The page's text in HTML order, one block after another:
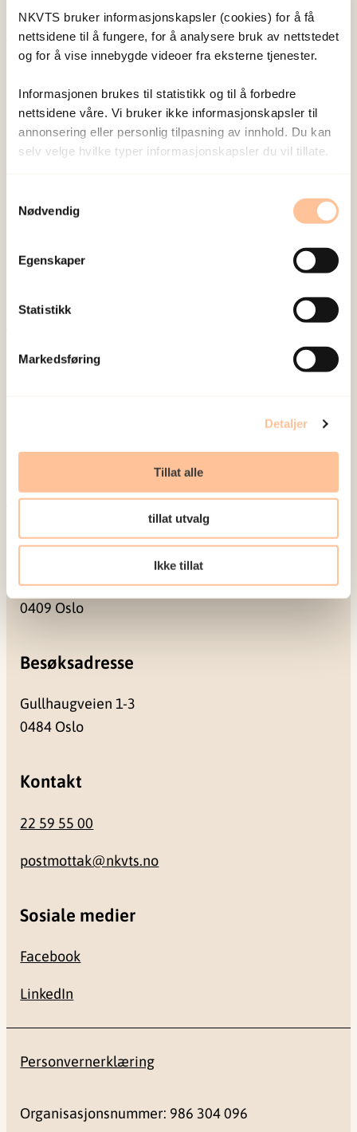
NKVTS bruker informasjonskapsler (cookies) for å få
nettsidene til å fungere, for å analysere bruk av nettstedet
og for å vise innebygde videoer fra eksterne tjenester.
Informasjonen brukes til statistikk og til å forbedre
nettsidene våre. Vi bruker ikke informasjonskapsler til
annonsering eller personlig tilpasning av innhold. Du kan
selv velge hvilke typer informasjonskapsler du vil tillate.
Nødvendig
Egenskaper
Statistikk
Markedsføring
Detaljer
Tillat alle
tillat utvalg
Ikke tillat
Publisert:19. mars 2026
NKVTS utvikler og sprer kunnskap og kompetanse
om vold og traumatisk stress. Formålet er å bidra
til å forebygge og redusere de helsemessige og
sosiale konsekvensene som vold og traumatisk
Seminarer og arrangementer
Postadresse
Pb. 181 Nydalen
0409 Oslo
Besøksadresse
Gullhaugveien 1-3
0484 Oslo
Kontakt
22 59 55 00
postmottak@nkvts.no
Sosiale medier
Facebook
LinkedIn
Personvernerklæring
Organisasjonsnummer: 986 304 096